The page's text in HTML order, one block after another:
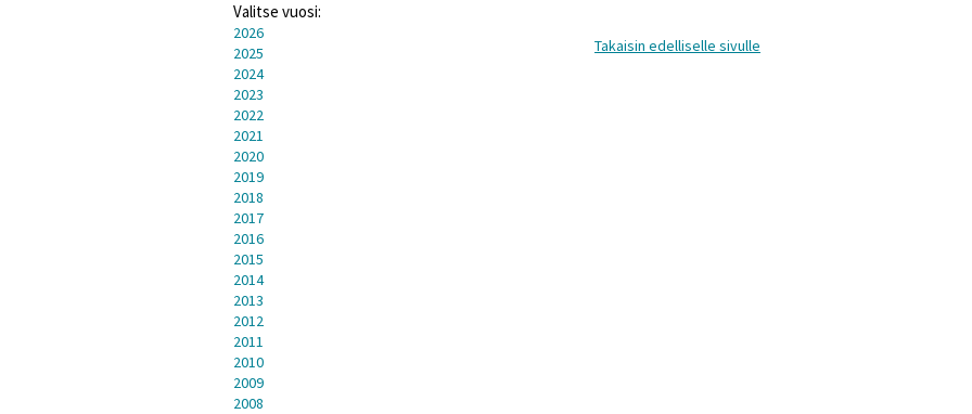
Takaisin edelliselle sivulle
Valitse vuosi:
2026
2025
2024
2023
2022
2021
2020
2019
2018
2017
2016
2015
2014
2013
2012
2011
2010
2009
2008